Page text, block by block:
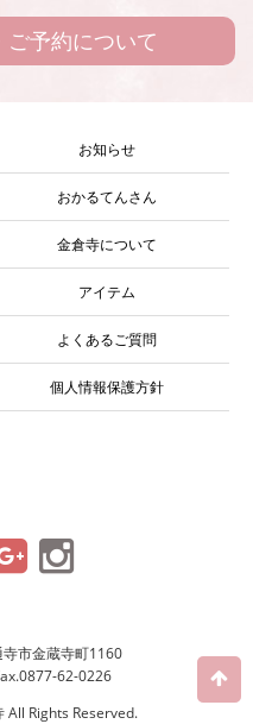
予約について
お知らせ
おかるてんさん
金倉寺について
アイテム
よくあるご質問
個人情報保護方針
市金蔵寺町1160
62-0226
Rights Reserved.